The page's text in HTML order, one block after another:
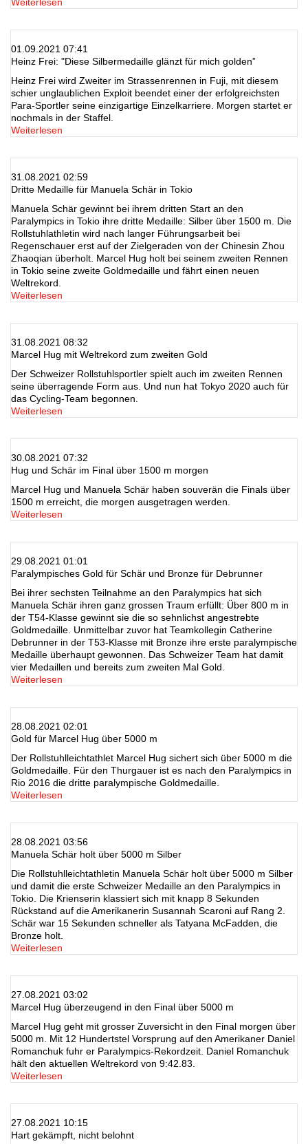
01.09.2021 07:41
Heinz Frei: "Diese Silbermedaille glänzt für mich golden”
Heinz Frei wird Zweiter im Strassenrennen in Fuji, mit diesem
schier unglaublichen Exploit beendet einer der erfolgreichsten
Para-Sportler seine einzigartige Einzelkarriere. Morgen startet er
nochmals in der Staffel.
Weiterlesen
31.08.2021 02:59
Dritte Medaille für Manuela Schär in Tokio
Manuela Schär gewinnt bei ihrem dritten Start an den
Paralympics in Tokio ihre dritte Medaille: Silber über 1500 m. Die
Rollstuhlathletin wird nach langer Führungsarbeit bei
Regenschauer erst auf der Zielgeraden von der Chinesin Zhou
Zhaoqian überholt. Marcel Hug holt bei seinem zweiten Rennen
in Tokio seine zweite Goldmedaille und fährt einen neuen
Weltrekord.
Weiterlesen
31.08.2021 08:32
Marcel Hug mit Weltrekord zum zweiten Gold
Der Schweizer Rollstuhlsportler spielt auch im zweiten Rennen
seine überragende Form aus. Und nun hat Tokyo 2020 auch für
das Cycling-Team begonnen.
Weiterlesen
30.08.2021 07:32
Hug und Schär im Final über 1500 m morgen
Marcel Hug und Manuela Schär haben souverän die Finals über
1500 m erreicht, die morgen ausgetragen werden.
Weiterlesen
29.08.2021 01:01
Paralympisches Gold für Schär und Bronze für Debrunner
Bei ihrer sechsten Teilnahme an den Paralympics hat sich
Manuela Schär ihren ganz grossen Traum erfüllt: Über 800 m in
der T54-Klasse gewinnt sie die so sehnlichst angestrebte
Goldmedaille. Unmittelbar zuvor hat Teamkollegin Catherine
Debrunner in der T53-Klasse mit Bronze ihre erste paralympische
Medaille überhaupt gewonnen. Das Schweizer Team hat damit
vier Medaillen und bereits zum zweiten Mal Gold.
Weiterlesen
28.08.2021 02:01
Gold für Marcel Hug über 5000 m
Der Rollstuhlleichtathlet Marcel Hug sichert sich über 5000 m die
Goldmedaille. Für den Thurgauer ist es nach den Paralympics in
Rio 2016 die dritte paralympische Goldmedaille.
Weiterlesen
28.08.2021 03:56
Manuela Schär holt über 5000 m Silber
Die Rollstuhlleichtathletin Manuela Schär holt über 5000 m Silber
und damit die erste Schweizer Medaille an den Paralympics in
Tokio. Die Krienserin klassiert sich mit knapp 8 Sekunden
Rückstand auf die Amerikanerin Susannah Scaroni auf Rang 2.
Schär war 15 Sekunden schneller als Tatyana McFadden, die
Bronze holt.
Weiterlesen
27.08.2021 03:02
Marcel Hug überzeugend in den Final über 5000 m
Marcel Hug geht mit grosser Zuversicht in den Final morgen über
5000 m. Mit 12 Hundertstel Vorsprung auf den Amerikaner Daniel
Romanchuk fuhr er Paralympics-Rekordzeit. Daniel Romanchuk
hält den aktuellen Weltrekord von 9:42.83.
Weiterlesen
27.08.2021 10:15
Hart gekämpft, nicht belohnt